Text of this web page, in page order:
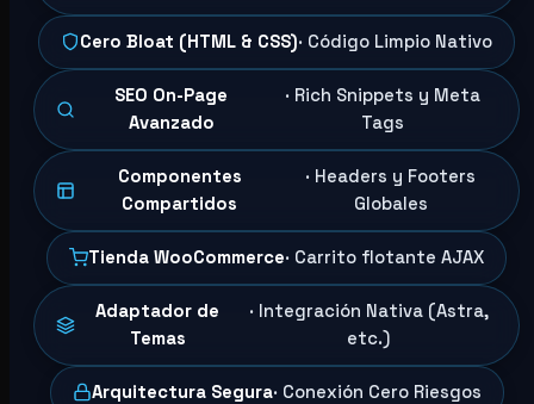
Cero Bloat (HTML & CSS)· Código Limpio Nativo
SEO On-Page
Avanzado
· Rich Snippets y Meta
Tags
Componentes
Compartidos
· Headers y Footers
Globales
Tienda WooCommerce· Carrito flotante AJAX
Adaptador de
Temas
· Integración Nativa (Astra,
etc.)
Arquitectura Segura· Conexión Cero Riesgos